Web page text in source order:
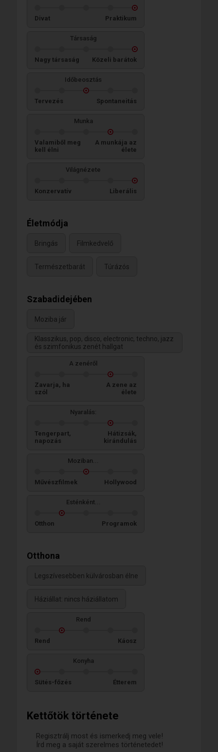
Kettőtök története
Regisztrálj most és ismerkedj meg vele!
Írd meg a saját szerelmes történetedet!
Divat Praktikum
Társaság
Nagy társaság Közeli barátok
Időbeosztás
Tervezés Spontaneitás
Munka
Valamiből meg
kell élni
A munkája az
élete
Világnézete
Konzervatív Liberális
Életmódja
Bringás Filmkedvelő
Természetbarát Túrázós
Szabadidejében
Moziba jár
Klasszikus, pop, disco, electronic, techno, jazz
és szimfonikus zenét hallgat
A zenéről
Zavarja, ha
szól
A zene az
élete
Nyaralás:
Tengerpart,
napozás
Hátizsák,
kirándulás
Moziban...
Művészfilmek Hollywood
Esténként...
Otthon Programok
Otthona
Legszívesebben külvárosban élne
Háziállat: nincs háziállatom
Rend
Rend Káosz
Konyha
Sütés-főzés Étterem